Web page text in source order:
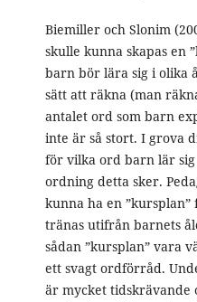
Biemiller och Slonim
skulle kunna skapas en
barn bör lära sig i olika
sätt att räkna (man
antalet ord som barn
inte är så stort. I grova
för vilka ord barn lär
ordning detta sker.
kunna ha en
tränas utifrån barnets
sådan ”kursplan” vara
ett svagt ordförråd.
är mycket tidskrävande